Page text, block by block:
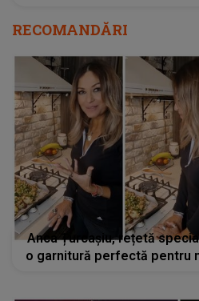
RECOMANDĂRI
Anca Țurcașiu, rețetă
o garnitură perfectă pentru